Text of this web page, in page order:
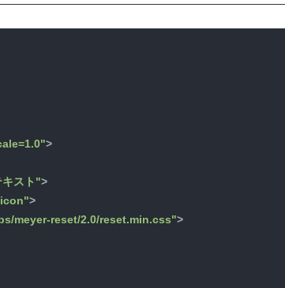
>
キスト">
>
meyer-reset/2.0/reset.min.css">